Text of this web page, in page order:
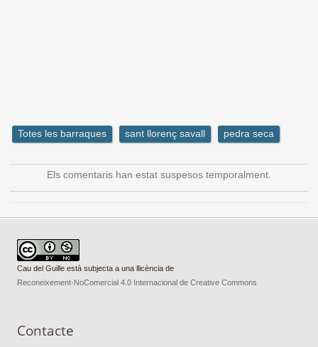
Totes les barraques sant llorenç savall pedra seca
Els comentaris han estat suspesos temporalment.
Cau del Guille està subjecta a una llicència de
Reconeixement-NoComercial 4.0 Internacional de Creative Commons
Contacte